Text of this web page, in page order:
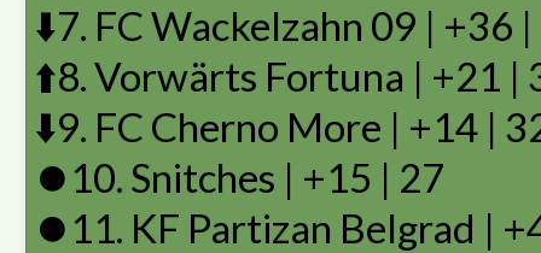
⬇️7. FC Wackelzahn 09 | +36
⬆️8. Vorwärts Fortuna | +21 |
⬇️9. FC Cherno More | +14 |
⏺️10. Snitches | +15 | 27
⏺️11. KF Partizan Belgrad |